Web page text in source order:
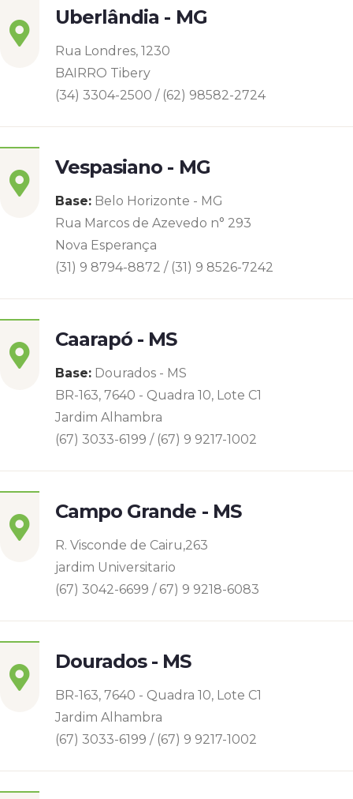
Uberlândia - MG
Rua Londres, 1230
BAIRRO Tibery
(34) 3304-2500 / (62) 98582-2724
Vespasiano - MG
Base: Belo Horizonte - MG
Rua Marcos de Azevedo n° 293
Nova Esperança
(31) 9 8794-8872 / (31) 9 8526-7242
Caarapó - MS
Base: Dourados - MS
BR-163, 7640 - Quadra 10, Lote C1
Jardim Alhambra
(67) 3033-6199 / (67) 9 9217-1002
Campo Grande - MS
R. Visconde de Cairu,263
jardim Universitario
(67) 3042-6699 / 67) 9 9218-6083
Dourados - MS
BR-163, 7640 - Quadra 10, Lote C1
Jardim Alhambra
(67) 3033-6199 / (67) 9 9217-1002